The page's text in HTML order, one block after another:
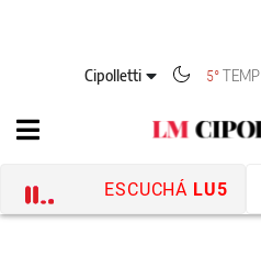
Cipolletti 5°TEMP
ESCUCHÁ LU5